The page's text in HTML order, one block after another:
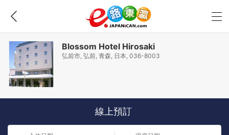
Blossom Hotel Hirosaki
弘前市, 弘前, 青森, 日本, 036-8003
線上預訂